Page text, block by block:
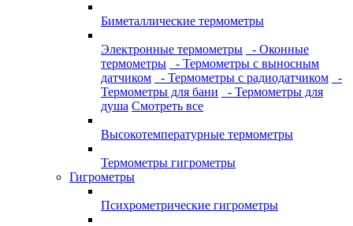
Биметаллические термометры
Электронные термометры
- Оконные
термометры
- Термометры с выносным
датчиком
- Термометры с радиодатчиком
-
Термометры для бани
- Термометры для
душа Смотреть все
Высокотемпературные термометры
Термометры гигрометры
Гигрометры
Психрометрические гигрометры